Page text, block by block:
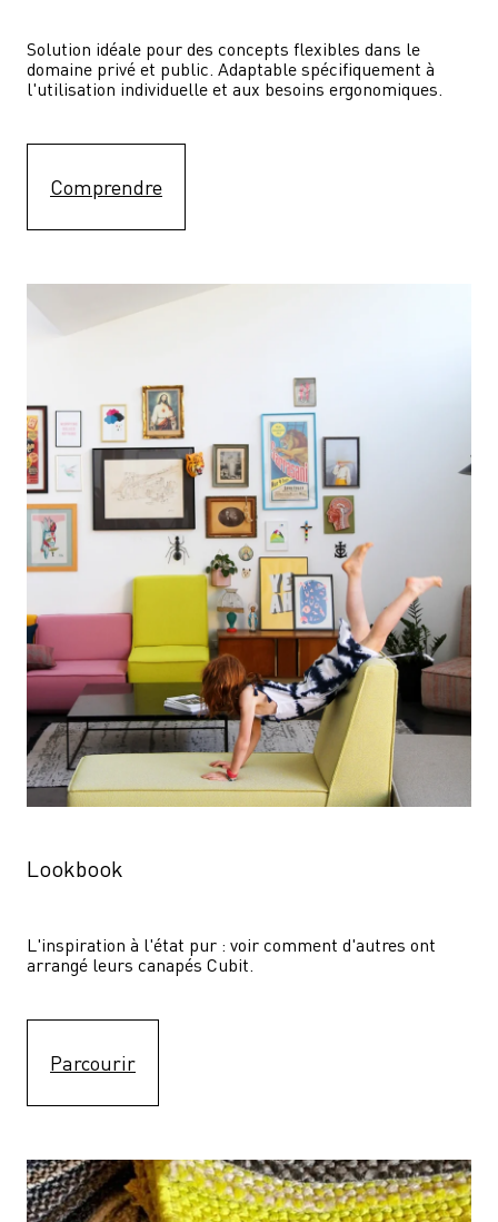
Solution idéale pour des concepts flexibles dans le
domaine privé et public. Adaptable spécifiquement à
l'utilisation individuelle et aux besoins ergonomiques.
Comprendre
Lookbook
L'inspiration à l'état pur : voir comment d'autres ont
arrangé leurs canapés Cubit.
Parcourir